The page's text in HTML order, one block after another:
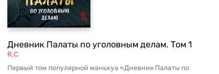
Дневник Палаты по уголовным делам. Том 1
R.C
Первый том популярной маньхуа «Дневник Палаты по